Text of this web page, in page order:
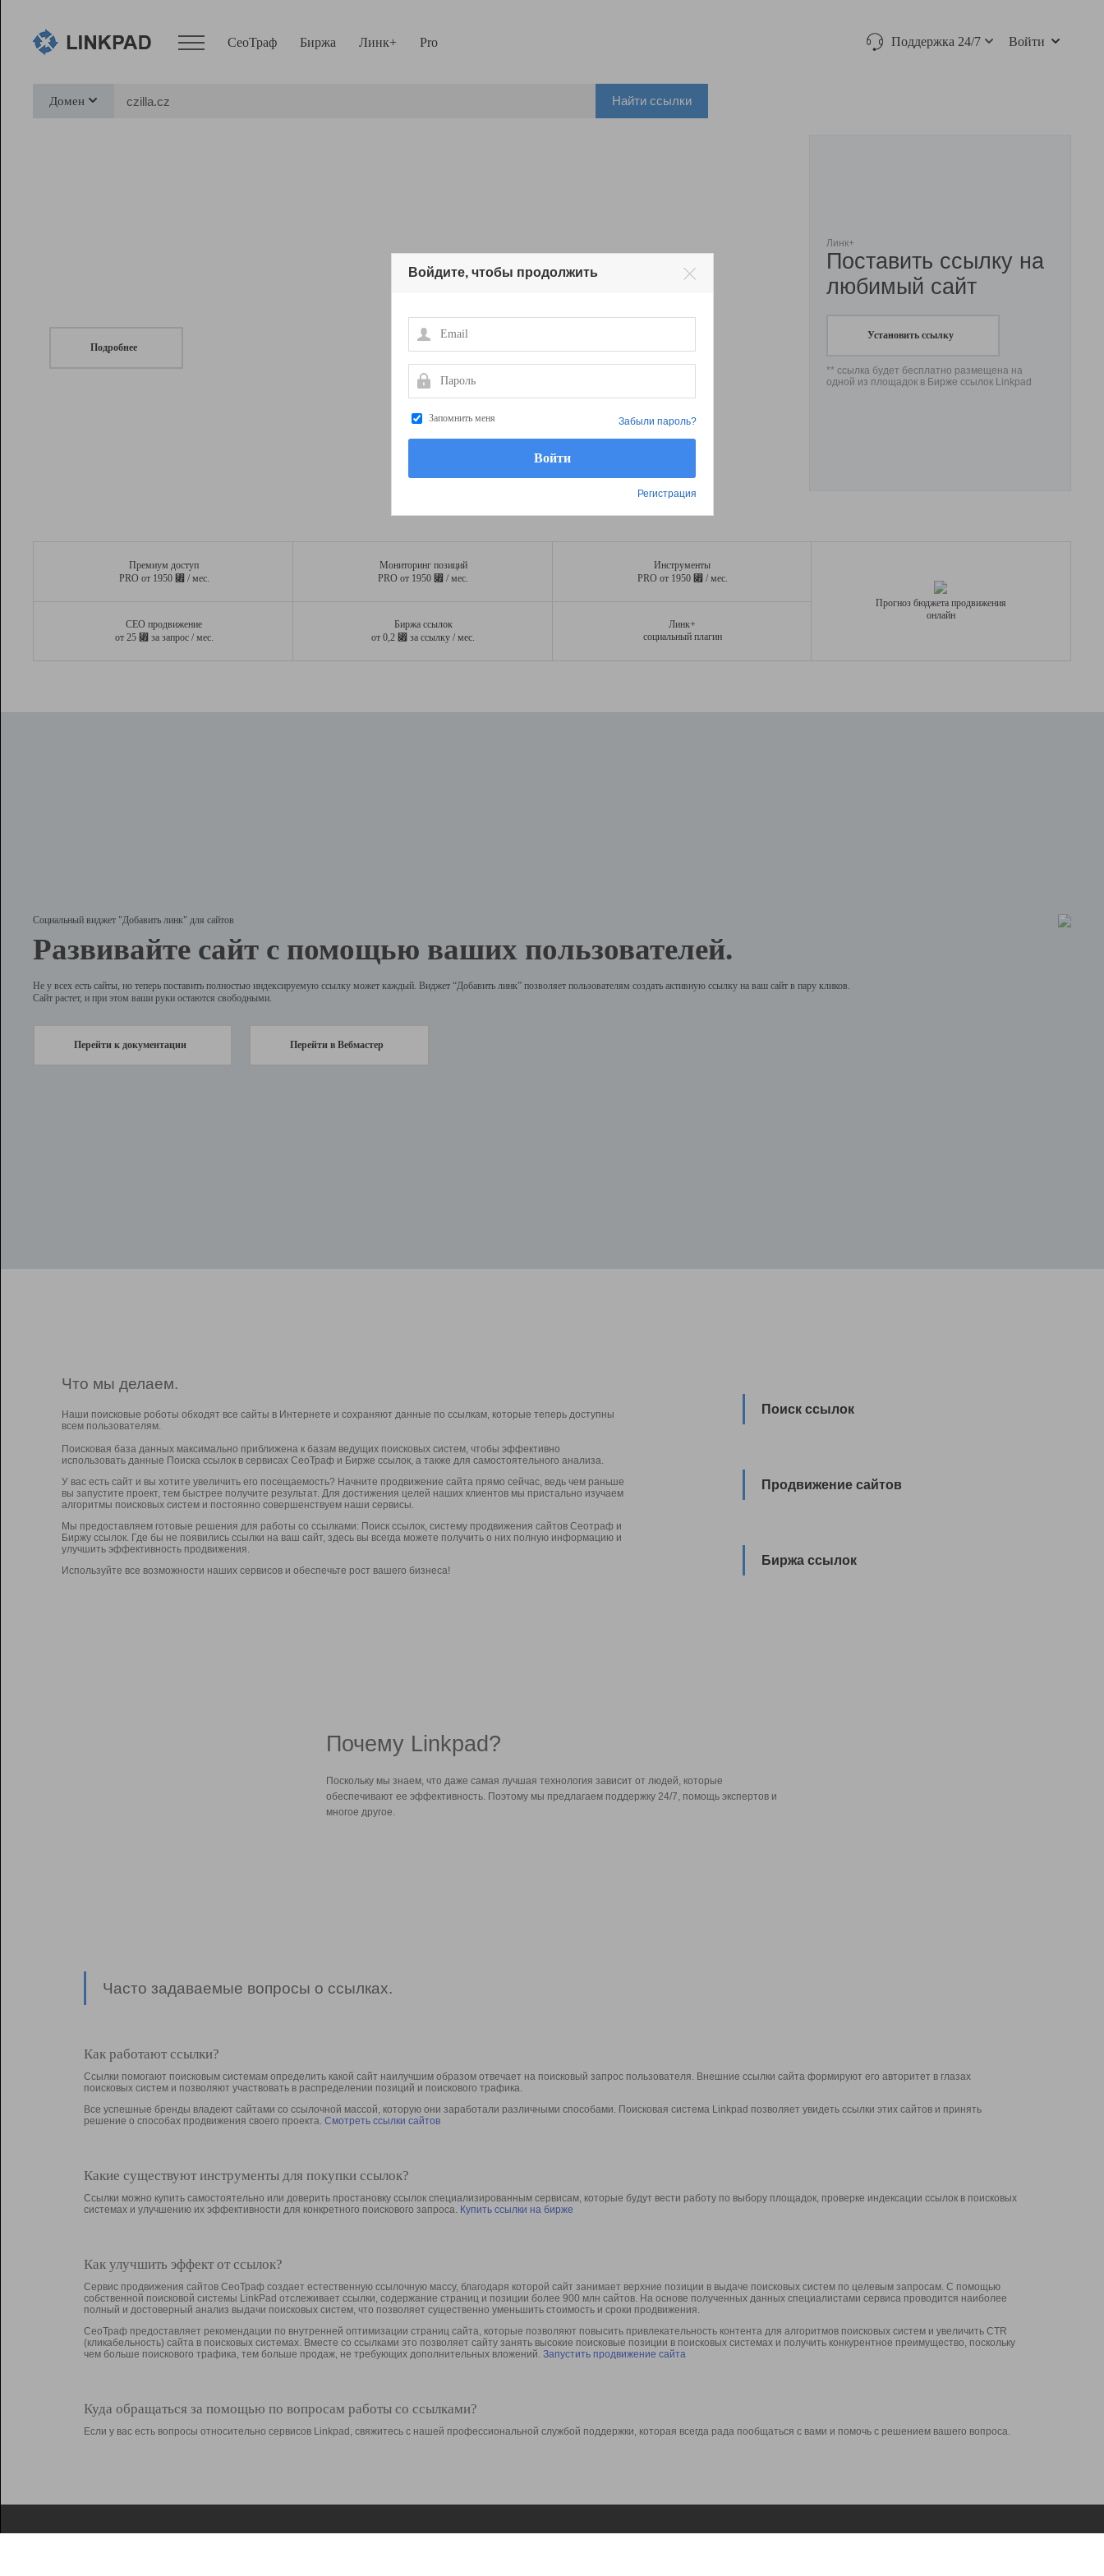
СеоТраф Биржа Линк+ Pro Поддержка 24/7 Войти
Домен Найти ссылки
Подробнее
Линк+
Поставить ссылку на
любимый сайт
Установить ссылку
** ссылка будет бесплатно размещена на
одной из площадок в Бирже ссылок Linkpad
Премиум доступ
PRO от 1950 ⃏ / мес.
Мониторинг позиций
PRO от 1950 ⃏ / мес.
Инструменты
PRO от 1950 ⃏ / мес.
СЕО продвижение
от 25 ⃏ за запрос / мес.
Биржа ссылок
от 0,2 ⃏ за ссылку / мес.
Линк+
социальный плагин
Прогноз бюджета продвижения
онлайн
Социальный виджет "Добавить линк" для сайтов
Развивайте сайт с помощью ваших пользователей.
Не у всех есть сайты, но теперь поставить полностью индексируемую ссылку может каждый. Виджет “Добавить линк” позволяет пользователям создать активную ссылку на ваш сайт в пару кликов.
Сайт растет, и при этом ваши руки остаются свободными.
Перейти к документации Перейти в Вебмастер
Что мы делаем.
Наши поисковые роботы обходят все сайты в Интернете и сохраняют данные по ссылкам, которые теперь доступны
всем пользователям.
Поисковая база данных максимально приближена к базам ведущих поисковых систем, чтобы эффективно
использовать данные Поиска ссылок в сервисах СеоТраф и Бирже ссылок, а также для самостоятельного анализа.
У вас есть сайт и вы хотите увеличить его посещаемость? Начните продвижение сайта прямо сейчас, ведь чем раньше
вы запустите проект, тем быстрее получите результат. Для достижения целей наших клиентов мы пристально изучаем
алгоритмы поисковых систем и постоянно совершенствуем наши сервисы.
Мы предоставляем готовые решения для работы со ссылками: Поиск ссылок, систему продвижения сайтов Сеотраф и
Биржу ссылок. Где бы не появились ссылки на ваш сайт, здесь вы всегда можете получить о них полную информацию и
улучшить эффективность продвижения.
Используйте все возможности наших сервисов и обеспечьте рост вашего бизнеса!
Поиск ссылок
Продвижение сайтов
Биржа ссылок
Почему Linkpad?
Поскольку мы знаем, что даже самая лучшая технология зависит от людей, которые
обеспечивают ее эффективность. Поэтому мы предлагаем поддержку 24/7, помощь экспертов и
многое другое.
Часто задаваемые вопросы о ссылках.
Как работают ссылки?
Ссылки помогают поисковым системам определить какой сайт наилучшим образом отвечает на поисковый запрос пользователя. Внешние ссылки сайта формируют его авторитет в глазах
поисковых систем и позволяют участвовать в раcпределении позиций и поискового трафика.
Все успешные бренды владеют сайтами со ссылочной массой, которую они заработали различными способами. Поисковая система Linkpad позволяет увидеть ссылки этих сайтов и принять
решение о способах продвижения своего проекта. Смотреть ссылки сайтов
Какие существуют инструменты для покупки ссылок?
Ссылки можно купить самостоятельно или доверить простановку ссылок специализированным сервисам, которые будут вести работу по выбору площадок, проверке индексации ссылок в поисковых
системах и улучшению их эффективности для конкретного поискового запроса. Купить ссылки на бирже
Как улучшить эффект от ссылок?
Сервис продвижения сайтов СеоТраф создает естественную ссылочную массу, благодаря которой сайт занимает верхние позиции в выдаче поисковых систем по целевым запросам. С помощью
собственной поисковой системы LinkPad отслеживает ссылки, содержание страниц и позиции более 900 млн сайтов. На основе полученных данных специалистами сервиса проводится наиболее
полный и достоверный анализ выдачи поисковых систем, что позволяет существенно уменьшить стоимость и сроки продвижения.
СеоТраф предоставляет рекомендации по внутренней оптимизации страниц сайта, которые позволяют повысить привлекательность контента для алгоритмов поисковых систем и увеличить CTR
(кликабельность) сайта в поисковых системах. Вместе со ссылками это позволяет сайту занять высокие поисковые позиции в поисковых системах и получить конкурентное преимущество, поскольку
чем больше поискового трафика, тем больше продаж, не требующих дополнительных вложений. Запустить продвижение сайта
Куда обращаться за помощью по вопросам работы со ссылками?
Если у вас есть вопросы относительно сервисов Linkpad, свяжитесь с нашей профессиональной службой поддержки, которая всегда рада пообщаться с вами и помочь с решением вашего вопроса.
Войдите, чтобы продолжить
Email
Пароль
Запомнить меня
Регистрация
Забыли пароль?